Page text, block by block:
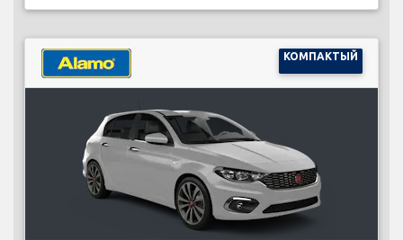
КОМПАКТЫЙ